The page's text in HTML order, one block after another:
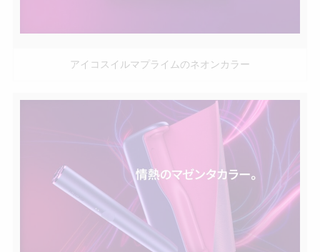
アイコスイルマプライムのネオンカラー